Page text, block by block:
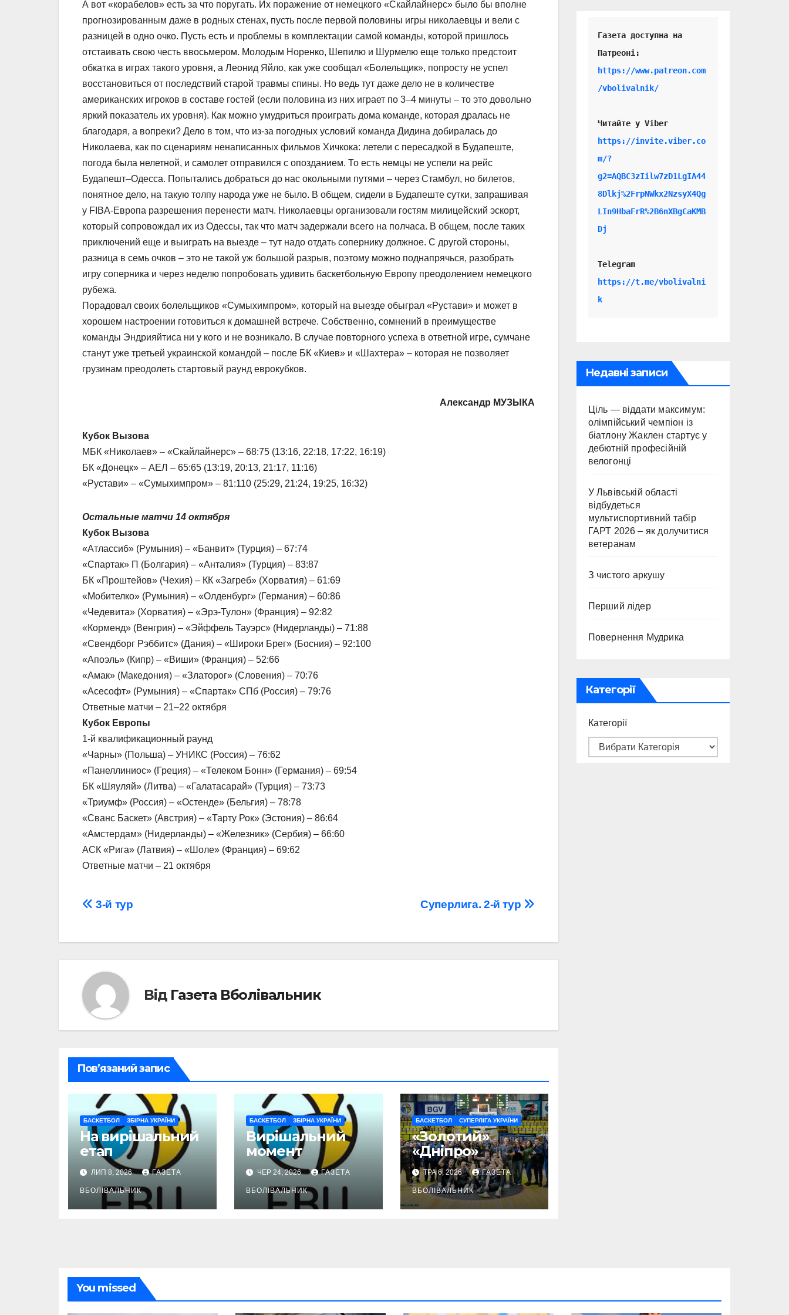
А вот «корабелов» есть за что поругать. Их поражение от немецкого «Скайлайнерс» было бы вполне
прогнозированным даже в родных стенах, пусть после первой половины игры николаевцы и вели с
разницей в одно очко. Пусть есть и проблемы в комплектации самой команды, которой пришлось
отстаивать свою честь ввосьмером. Молодым Норенко, Шепилю и Шурмелю еще только предстоит
обкатка в играх такого уровня, а Леонид Яйло, как уже сообщал «Болельщик», попросту не успел
восстановиться от последствий старой травмы спины. Но ведь тут даже дело не в количестве
американских игроков в составе гостей (если половина из них играет по 3–4 минуты – то это довольно
яркий показатель их уровня). Как можно умудриться проиграть дома команде, которая дралась не
благодаря, а вопреки? Дело в том, что из-за погодных условий команда Дидина добиралась до
Николаева, как по сценариям ненаписанных фильмов Хичкока: летели с пересадкой в Будапеште,
погода была нелетной, и самолет отправился с опозданием. То есть немцы не успели на рейс
Будапешт–Одесса. Попытались добраться до нас окольными путями – через Стамбул, но билетов,
понятное дело, на такую толпу народа уже не было. В общем, сидели в Будапеште сутки, запрашивая
у FIBA-Европа разрешения перенести матч. Николаевцы организовали гостям милицейский эскорт,
который сопровождал их из Одессы, так что матч задержали всего на полчаса. В общем, после таких
приключений еще и выиграть на выезде – тут надо отдать сопернику должное. С другой стороны,
разница в семь очков – это не такой уж большой разрыв, поэтому можно поднапрячься, разобрать
игру соперника и через неделю попробовать удивить баскетбольную Европу преодолением немецкого
рубежа.
Порадовал своих болельщиков «Сумыхимпром», который на выезде обыграл «Рустави» и может в
хорошем настроении готовиться к домашней встрече. Собственно, сомнений в преимуществе
команды Эндрияйтиса ни у кого и не возникало. В случае повторного успеха в ответной игре, сумчане
станут уже третьей украинской командой – после БК «Киев» и «Шахтера» – которая не позволяет
грузинам преодолеть стартовый раунд еврокубков.
Александр МУЗЫКА
Кубок Вызова
МБК «Николаев» – «Скайлайнерс» – 68:75 (13:16, 22:18, 17:22, 16:19)
БК «Донецк» – АЕЛ – 65:65 (13:19, 20:13, 21:17, 11:16)
«Рустави» – «Сумыхимпром» – 81:110 (25:29, 21:24, 19:25, 16:32)
Остальные матчи 14 октября
Кубок Вызова
«Атлассиб» (Румыния) – «Банвит» (Турция) – 67:74
«Спартак» П (Болгария) – «Анталия» (Турция) – 83:87
БК «Проштейов» (Чехия) – КК «Загреб» (Хорватия) – 61:69
«Мобителко» (Румыния) – «Олденбург» (Германия) – 60:86
«Чедевита» (Хорватия) – «Эрэ-Тулон» (Франция) – 92:82
«Корменд» (Венгрия) – «Эйффель Тауэрс» (Нидерланды) – 71:88
«Свендборг Рэббитс» (Дания) – «Широки Брег» (Босния) – 92:100
«Апоэль» (Кипр) – «Виши» (Франция) – 52:66
«Амак» (Македония) – «Златорог» (Словения) – 70:76
«Асесофт» (Румыния) – «Спартак» СПб (Россия) – 79:76
Ответные матчи – 21–22 октября
Кубок Европы
1-й квалификационный раунд
«Чарны» (Польша) – УНИКС (Россия) – 76:62
«Панеллиниос» (Греция) – «Телеком Бонн» (Германия) – 69:54
БК «Шяуляй» (Литва) – «Галатасарай» (Турция) – 73:73
«Триумф» (Россия) – «Остенде» (Бельгия) – 78:78
«Сванс Баскет» (Австрия) – «Тарту Рок» (Эстония) – 86:64
«Амстердам» (Нидерланды) – «Железник» (Сербия) – 66:60
АСК «Рига» (Латвия) – «Шоле» (Франция) – 69:62
Ответные матчи – 21 октября
Навігація
Суперлига. 2-й тур
3-й тур
Від Газета Вболівальник
Пов’язаний запис
БАСКЕТБОЛ ЗБІРНА УКРАЇНИ
На вирішальний
етап
ЛИП 8, 2026 ГАЗЕТА
ВБОЛІВАЛЬНИК
БАСКЕТБОЛ ЗБІРНА УКРАЇНИ
Вирішальний
момент
ЧЕР 24, 2026 ГАЗЕТА
ВБОЛІВАЛЬНИК
БАСКЕТБОЛ СУПЕРЛІГА УКРАЇНИ
«Золотий»
«Дніпро»
ТРА 6, 2026 ГАЗЕТА
ВБОЛІВАЛЬНИК
Газета доступна на
https://www.patreon.com
/vbolivalnik/
Читайте у Viber
https://invite.viber.co
m/?
g2=AQBC3zIilw7zD1LgIA44
8Dlkj%2FrpNWkx2NzsyX4Qg
LIn9HbaFrR%2B6nXBgCaKMB
Dj
Telegram
https://t.me/vbolivalni
k
Недавні записи
Ціль — віддати максимум:
олімпійський чемпіон із
біатлону Жаклен стартує у
дебютній професійній
велогонці
У Львівській області
відбудеться
мультиспортивний табір
ГАРТ 2026 – як долучитися
ветеранам
З чистого аркушу
Перший лідер
Повернення Мудрика
Категорії
Категорії
You missed